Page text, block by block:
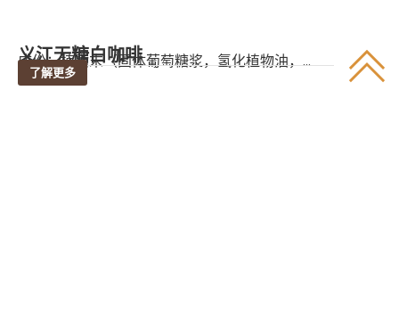
义江无糖白咖啡
成份：植脂末（固体葡萄糖浆，氢化植物油，...
了解更多